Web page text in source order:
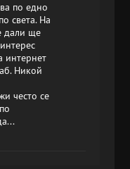
по едно
света. На
дали ще
интернет
Никой
често се